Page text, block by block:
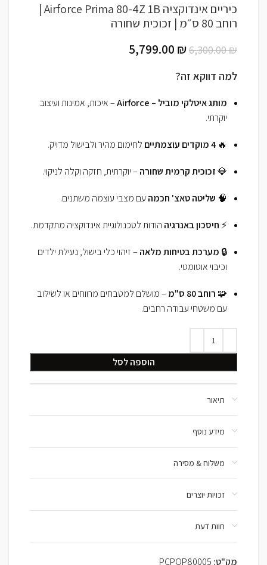
כיריים אינדוקציה Airforce Prima 80-4Z 1B |
רוחב 80 ס״מ | זכוכית שחורה
6,300.00₪
5,799.00 ₪
למה דווקא זה?
מותג איטלקי מוביל – Airforce
– איכות, אמינות ועיצוב
יוקרתי.
🔥 4 מוקדים עוצמתיים לחימום מהיר ולבישול מדויק.
💎זכוכית קרמית שחורה – יוקרתית, חזקה וקלה לניקוי.
🧠 שליטה טאצ' חכמה עם מצבי עוצמה משתנים.
⚡ חיסכון באנרגיה הודות לטכנולוגיית אינדוקציה מתקדמת.
🔒 מערכת בטיחות מלאה – זיהוי כלי בישול, נעילת ילדים
וכיבוי אוטומטי.
🧩 רוחב 80 ס"מ
– מושלם למטבחים מרווחים או לשילוב
עם משטחי עבודה רחבים.
הוספה לסל
תיאור
מידע נוסף
משלוח & מסירה
זכויות יוצרים
חוות דעת
מק"ט: PCPOP80005